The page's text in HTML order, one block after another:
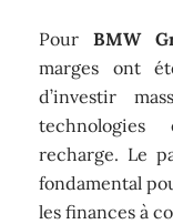
PourBMW
marges ont
d’investir
recharge. Le
fondamental
les finances à